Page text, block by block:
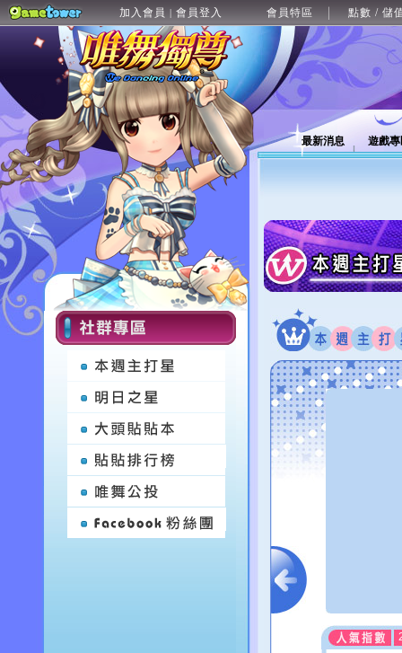
加入會員 | 會員登入 會員特區 點數 / 儲
最新消息 遊戲